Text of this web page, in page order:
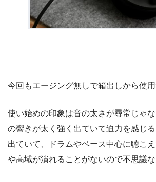
今回もエージング無しで箱出しから使用
使い始めの印象は音の太さが尋常じゃ
の響きが太く強く出ていて迫力を感じ
出ていて、ドラムやベース中心に聴こ
や高域が潰れることがないので不思議な